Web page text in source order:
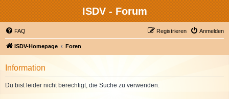
ISDV - Forum
FAQ Anmelden
Registrieren
ISDV-Homepage Foren
Information
Du bist leider nicht berechtigt, die Suche zu verwenden.